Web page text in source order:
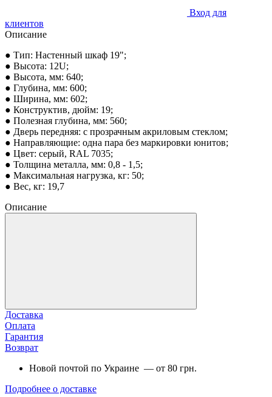
Вход для
клиентов
Описание
● Тип: Настенный шкаф 19";
● Высота: 12U;
● Высота, мм: 640;
● Глубина, мм: 600;
● Ширина, мм: 602;
● Конструктив, дюйм: 19;
● Полезная глубина, мм: 560;
● Дверь передняя: с прозрачным акриловым стеклом;
● Направляющие: одна пара без маркировки юнитов;
● Цвет: серый, RAL 7035;
● Толщина металла, мм: 0,8 - 1,5;
● Максимальная нагрузка, кг: 50;
● Вес, кг: 19,7
Описание
Доставка
Оплата
Гарантия
Возврат
Новой почтой по Украине — от 80 грн.
Подробнее о доставке